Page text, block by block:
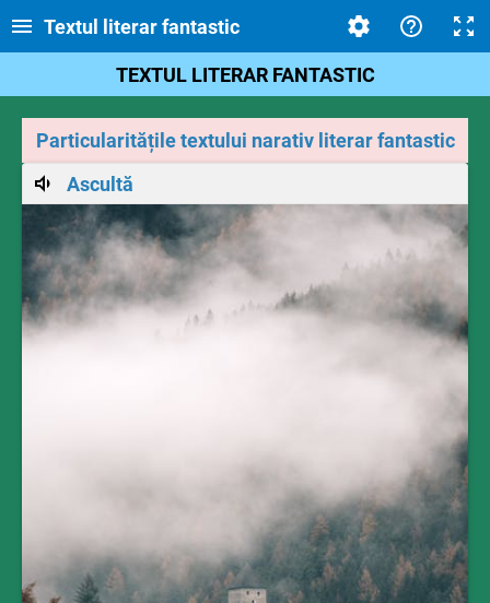
Textul literar fantastic
TEXTUL LITERAR FANTASTIC
Particularitățile textului narativ literar fantastic
Ascultă